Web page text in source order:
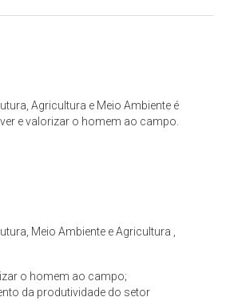
Agricultura e Meio Ambiente é
e valorizar o homem ao campo.
Meio Ambiente e Agricultura ,
o homem ao campo;
da produtividade do setor